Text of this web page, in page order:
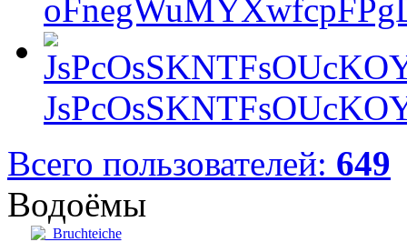
Всего пользователей: 649
Водоёмы
Bruchteiche